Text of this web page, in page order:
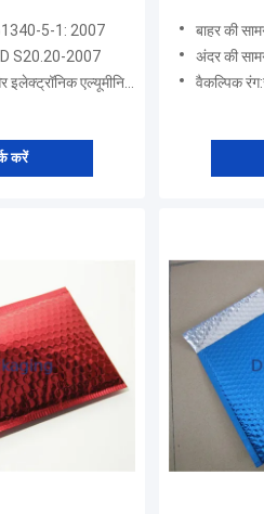
5-1: 2007
S20.20-2007
एल्यूमीनियम + पालतू कपड़े
करें
बाहर की
अंदर की
वैकल्पिक